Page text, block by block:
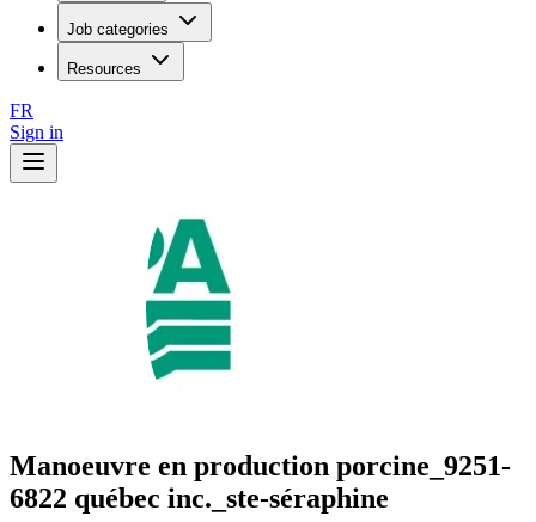
Job categories
Resources
FR
Sign in
Manoeuvre en production porcine_9251-
6822 québec inc._ste-séraphine